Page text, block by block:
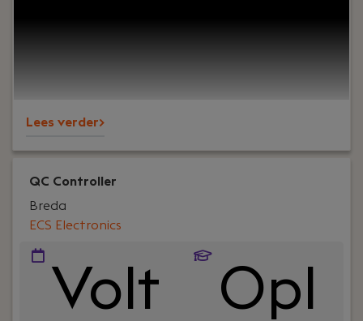
Lees verder>
QC Controller
ECS Electronics
Breda
Volt
Opl